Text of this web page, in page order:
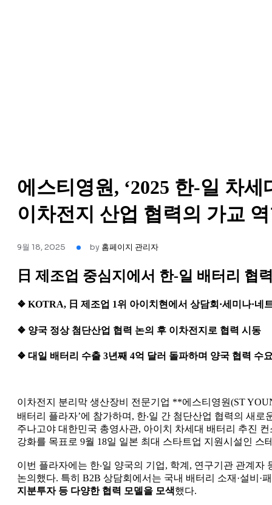
에스티영원, ‘2025 한-일 차
이차전지 산업 협력의 가교
9월 18, 2025 by 홈페이지 관리자
日 제조업 중심지에서 한-일 배터리 협
❖ KOTRA, 日 제조업 1위 아이치현에서 상담회·세미나·네
❖ 양국 정상 첨단산업 협력 논의 후 이차전지로 협력 시동
❖ 대일 배터리 수출 3년째 4억 달러 돌파하며 양국 협력 수
이차전지 분리막 생산장비 전문기업 **에스티영원(ST
배터리 플라자’에 참가하며, 한‧일 간 첨단산업 협력의 새
주나고야 대한민국 총영사관, 아이치 차세대 배터리 추진
강화를 목표로 9월 18일 일본 최대 스타트업 지원시설인 스
이번 플라자에는 한‧일 양국의 기업, 학계, 연구기관 관계
논의했다. 특히 B2B 상담회에서는 국내 배터리 소재·설비
지분투자 등 다양한 협력 모델을 모색했다.